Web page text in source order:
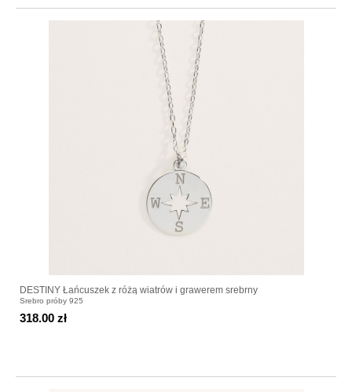
DESTINY Łańcuszek z różą wiatrów i grawerem srebrny
Srebro próby 925
318.00 zł